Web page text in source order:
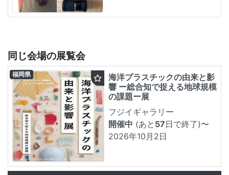
同じ会場の展覧会
海洋プラスチックの由来と影
響 ー総合知で捉える地球規模
の課題ー展
フジイギャラリー
開催中 (あと 57日で終了)〜
2026年10月2日
福岡県